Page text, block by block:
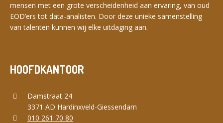
mensen met een grote verscheidenheid aan ervaring, van oud
EOD’ers tot data-analisten. Door deze unieke samenstelling
van talenten kunnen wij elke uitdaging aan.
HOOFDKANTOOR
Damstraat 24
3371 AD Hardinxveld-Giessendam
010 261 70 80